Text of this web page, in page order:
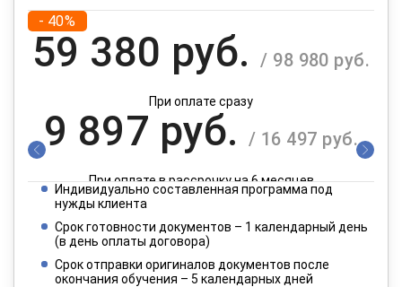
- 40%
59 380 руб. / 98 980 руб.
При оплате сразу
9 897 руб. / 16 497 руб.
При оплате в рассрочку на 6 месяцев
4 949 руб. / 8 249 руб.
При оплате в рассрочку на 12 месяцев
Индивидуально составленная программа под
нужды клиента
Срок готовности документов – 1 календарный день
(в день оплаты договора)
Срок отправки оригиналов документов после
окончания обучения – 5 календарных дней